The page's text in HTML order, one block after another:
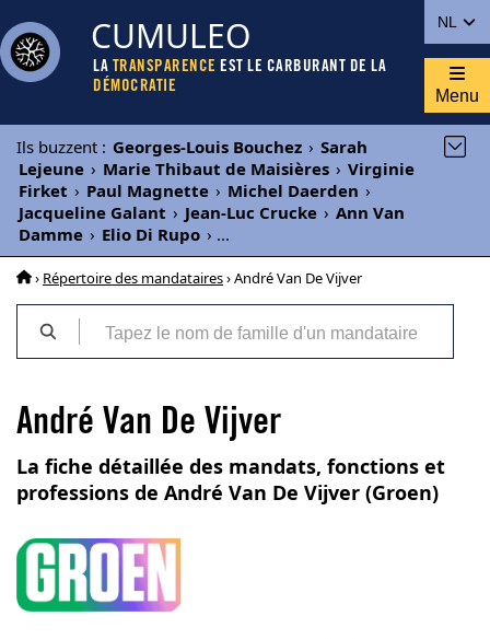
NL
CUMULEO
LA TRANSPARENCE EST LE CARBURANT DE LA
DÉMOCRATIE
Menu
Ils buzzent : Georges-Louis Bouchez › Sarah
Lejeune › Marie Thibaut de Maisières › Virginie
Firket › Paul Magnette › Michel Daerden ›
Jacqueline Galant › Jean-Luc Crucke › Ann Van
Damme › Elio Di Rupo › ...
› Répertoire des mandataires› André Van De Vijver
André Van De Vijver
La fiche détaillée des mandats, fonctions et
professions de André Van De Vijver (Groen)